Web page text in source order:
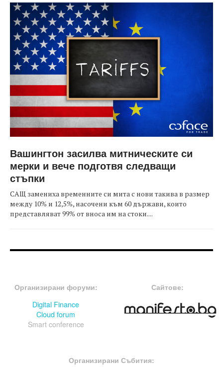
Вашингтон засилва митническите си
мерки и вече подготвя следващи
стъпки
САЩ замениха временните си мита с нови такива в размер
между 10% и 12,5%, насочени към 60 държави, които
представляват 99% от вноса им на стоки....
Организирани форуми:
Digital Finance
Cloud forum
Smart conference
Сайтове:
Организирани Събития: